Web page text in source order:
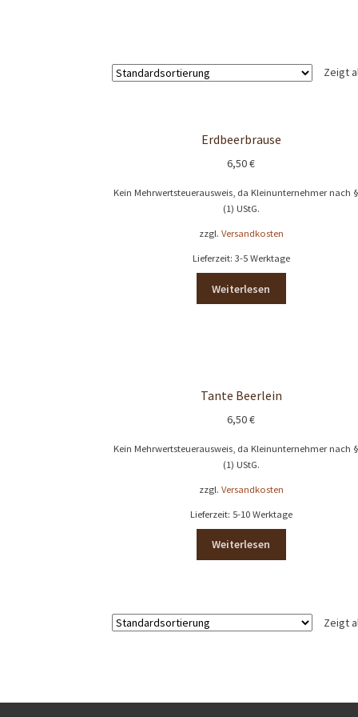
Zeigt
Erdbeerbrause
6,50€
Kein Mehrwertsteuerausweis, da Kleinunternehmer nach
(1) UStG.
zzgl. Versandkosten
Lieferzeit: 3-5 Werktage
Weiterlesen
Tante Beerlein
6,50€
Kein Mehrwertsteuerausweis, da Kleinunternehmer nach
(1) UStG.
zzgl. Versandkosten
Lieferzeit: 5-10 Werktage
Weiterlesen
Zeigt